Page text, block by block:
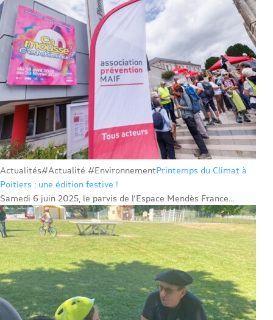
Actualités#Actualité #EnvironnementPrintemps du Climat à
Poitiers : une édition festive !
Samedi 6 juin 2025, le parvis de l’Espace Mendès France...